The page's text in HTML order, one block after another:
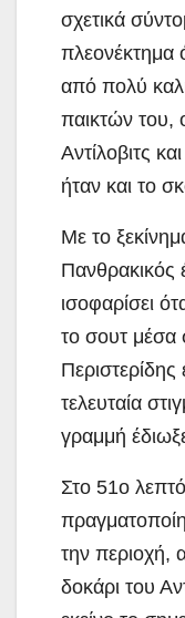
σχετικά
πλεονέκτημα
από πολύ
παικτών του,
Αντίλοβιτς
ήταν και το
Με το
Πανθρακικός
ισοφαρίσει
το σουτ μέσα
τελευταία
γραμμή
Στο 51ο
την περιοχή,
δοκάρι του